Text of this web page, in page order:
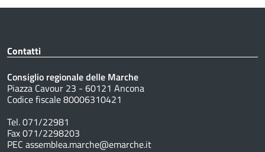
Contatti
Consiglio regionale delle Marche
Piazza Cavour 23 - 60121 Ancona
Codice fiscale 80006310421
Tel. 071/22981
Fax 071/2298203
PEC assemblea.marche@emarche.it